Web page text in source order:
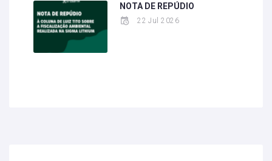
NOTA DE REPÚDIO
22 Jul 2026